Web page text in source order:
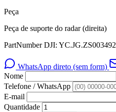
Peça
Peça de suporte do radar (direita)
PartNumber DJI: YC.JG.ZS003492
WhatsApp direto (sem form)
Nome
Telefone / WhatsApp
E-mail
Quantidade